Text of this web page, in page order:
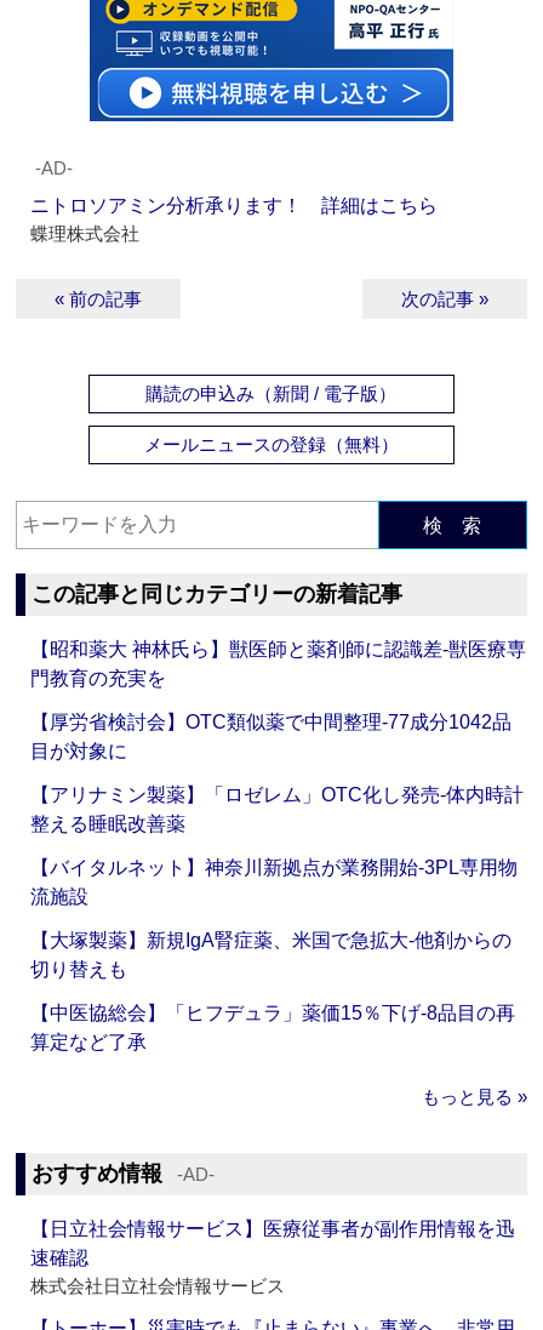
‐AD‐
ニトロソアミン分析承ります！ 詳細はこちら
蝶理株式会社
« 前の記事 次の記事 »
購読の申込み（新聞 / 電子版）
メールニュースの登録（無料）
検 索
この記事と同じカテゴリーの新着記事
【昭和薬大 神林氏ら】獣医師と薬剤師に認識差‐獣医療専
門教育の充実を
【厚労省検討会】OTC類似薬で中間整理‐77成分1042品
目が対象に
【アリナミン製薬】「ロゼレム」OTC化し発売‐体内時計
整える睡眠改善薬
【バイタルネット】神奈川新拠点が業務開始‐3PL専用物
流施設
【大塚製薬】新規IgA腎症薬、米国で急拡大‐他剤からの
切り替えも
【中医協総会】「ヒフデュラ」薬価15％下げ‐8品目の再
算定など了承
もっと見る »
おすすめ情報 ‐AD‐
【日立社会情報サービス】医療従事者が副作用情報を迅
速確認
株式会社日立社会情報サービス